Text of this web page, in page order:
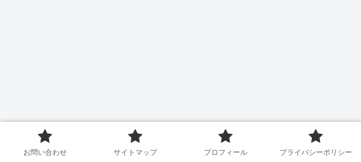
お問い合わせ サイトマップ プロフィール プライバシーポリシー